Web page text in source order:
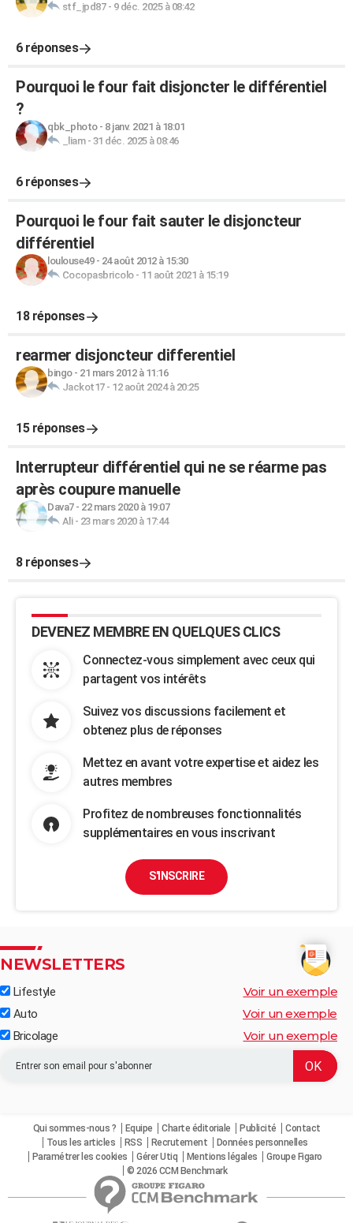
stf_jpd87- 9 déc. 2025 à 08:42
6 réponses
Pourquoi le four fait disjoncter le différentiel
?
qbk_photo- 8 janv. 2021 à 18:01
_liam- 31 déc. 2025 à 08:46
6 réponses
Pourquoi le four fait sauter le disjoncteur
différentiel
loulouse49- 24 août 2012 à 15:30
Cocopasbricolo- 11 août 2021 à 15:19
18 réponses
rearmer disjoncteur differentiel
bingo- 21 mars 2012 à 11:16
Jackot17- 12 août 2024 à 20:25
15 réponses
Interrupteur différentiel qui ne se réarme pas
après coupure manuelle
Dava7- 22 mars 2020 à 19:07
Ali- 23 mars 2020 à 17:44
8 réponses
DEVENEZ MEMBRE EN QUELQUES CLICS
Connectez-vous simplement avec ceux qui
partagent vos intérêts
Suivez vos discussions facilement et
obtenez plus de réponses
Mettez en avant votre expertise et aidez les
autres membres
Profitez de nombreuses fonctionnalités
supplémentaires en vous inscrivant
S'INSCRIRE
NEWSLETTERS
Lifestyle Voir un exemple
Auto Voir un exemple
Bricolage Voir un exemple
Qui sommes-nous ? Equipe Charte éditoriale Publicité
Contact
Tous les articles
RSS Recrutement
Données personnelles
Paramétrer les cookies
Gérer Utiq Mentions légales
Groupe Figaro
© 2026 CCM Benchmark